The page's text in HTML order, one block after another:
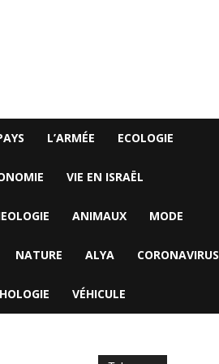
L’ARMÉE ECOLOGIE
VIE EN ISRAËL
ANIMAUX MODE
NATURE ALYA CORONAVIRUS
VÉHICULE